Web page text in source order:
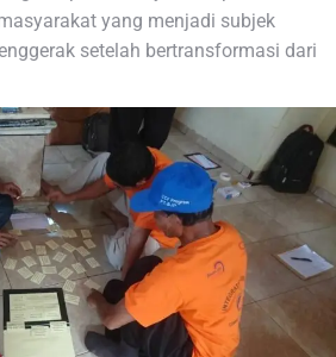
yang menjadi subjek
setelah bertransformasi dari